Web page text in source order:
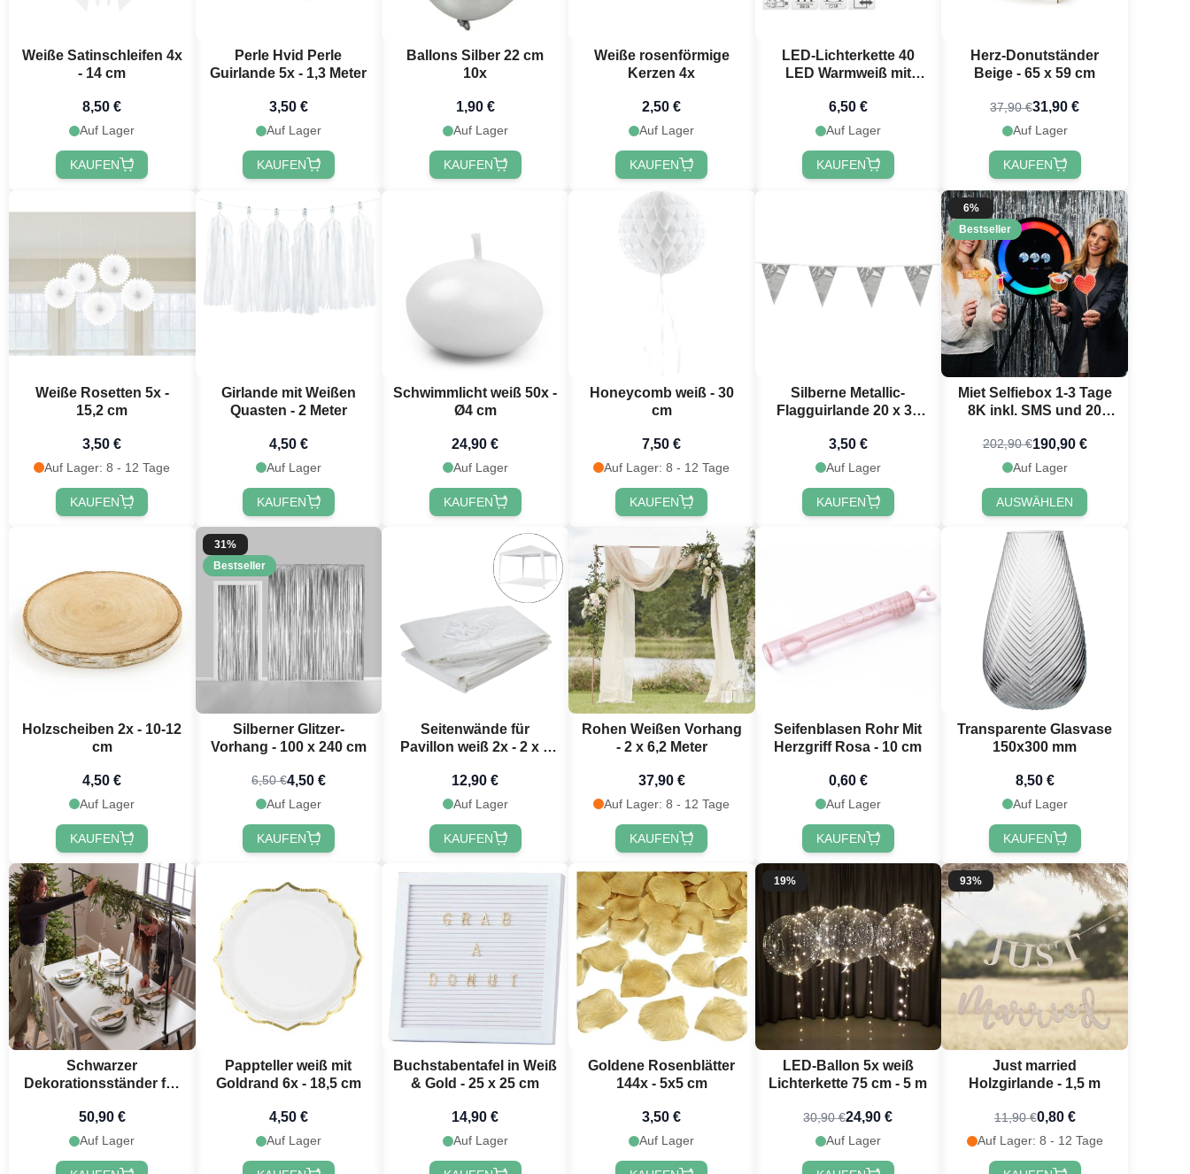
Weiße Satinschleifen 4x
- 14 cm
8,50 €
Auf Lager
KAUFEN
Perle Hvid Perle
Guirlande 5x - 1,3 Meter
3,50 €
Auf Lager
KAUFEN
Ballons Silber 22 cm
10x
1,90 €
Auf Lager
KAUFEN
Weiße rosenförmige
Kerzen 4x
2,50 €
Auf Lager
KAUFEN
LED-Lichterkette 40
LED Warmweiß mit
6,50 €
Auf Lager
KAUFEN
Herz-Donutständer
Beige - 65 x 59 cm
37,90 €31,90 €
Auf Lager
KAUFEN
Weiße Rosetten 5x -
15,2 cm
3,50 €
Auf Lager: 8 - 12 Tage
KAUFEN
Girlande mit Weißen
Quasten - 2 Meter
4,50 €
Auf Lager
KAUFEN
Schwimmlicht weiß 50x -
Ø4 cm
24,90 €
Auf Lager
KAUFEN
Honeycomb weiß - 30
cm
7,50 €
Auf Lager: 8 - 12 Tage
KAUFEN
Silberne Metallic-
Flagguirlande 20 x 30
3,50 €
Auf Lager
KAUFEN
6%
Bestseller
Miet Selfiebox 1-3 Tage
8K inkl. SMS und 20
202,90 €190,90 €
Auf Lager
AUSWÄHLEN
Holzscheiben 2x - 10-12
cm
4,50 €
Auf Lager
KAUFEN
31%
Bestseller
Silberner Glitzer-
Vorhang - 100 x 240 cm
6,50 €4,50 €
Auf Lager
KAUFEN
Seitenwände für
Pavillon weiß 2x - 2 x 3
12,90 €
Auf Lager
KAUFEN
Rohen Weißen Vorhang
- 2 x 6,2 Meter
37,90 €
Auf Lager: 8 - 12 Tage
KAUFEN
Seifenblasen Rohr Mit
Herzgriff Rosa - 10 cm
0,60 €
Auf Lager
KAUFEN
Transparente Glasvase
150x300 mm
8,50 €
Auf Lager
KAUFEN
Schwarzer
Dekorationsständer für
50,90 €
Auf Lager
Pappteller weiß mit
Goldrand 6x - 18,5 cm
4,50 €
Auf Lager
Buchstabentafel in Weiß
& Gold - 25 x 25 cm
14,90 €
Auf Lager
Goldene Rosenblätter
144x - 5x5 cm
3,50 €
Auf Lager
19%
LED-Ballon 5x weiß
Lichterkette 75 cm - 5 m
30,90 €24,90 €
Auf Lager
93%
Just married
Holzgirlande - 1,5 m
11,90 €0,80 €
Auf Lager: 8 - 12 Tage
Jetzt registrieren!